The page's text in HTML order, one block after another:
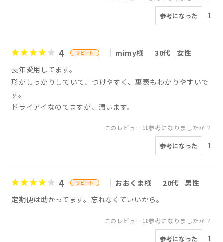
参考になった 1
4 mimy様 30代
女性
長年愛用してます。
形がしっかりしていて、つけやすく、裏表もわかりやすいで
す。
ドライアイなのてますが、潤います。
このレビューは参考になりましたか？
参考になった 1
4 おおくま様 20代
男性
定期便は助かってます。忘れなくていいから。
このレビューは参考になりましたか？
参考になった 1